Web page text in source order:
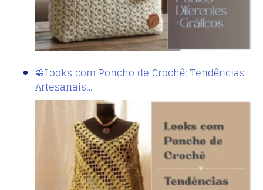
🧶Looks com Poncho de Crochê: Tendências
Artesanais…